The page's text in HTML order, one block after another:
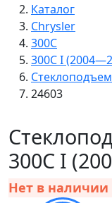
Каталог
Chrysler
300C
300C I
24603
300C I
Нет в наличии